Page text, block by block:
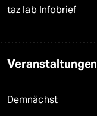
taz lab Infobrief
Veranstaltungen
Demnächst